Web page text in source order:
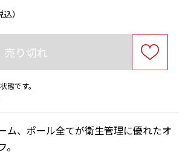
込）
売り切れ
態です。
ム、ポール全てが衛生管理に優れたオ